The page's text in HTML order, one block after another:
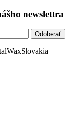
newslettra
Odoberať